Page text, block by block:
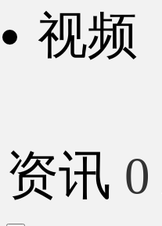
视频
资讯 0